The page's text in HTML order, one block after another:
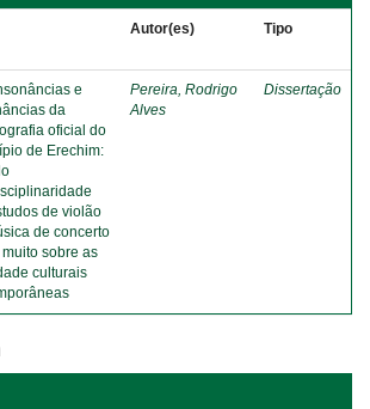
Autor(es) Tipo
e
da
oficial do
de Erechim:
de violão
de concerto
sobre as
culturais
Pereira, Rodrigo
Alves
Dissertação